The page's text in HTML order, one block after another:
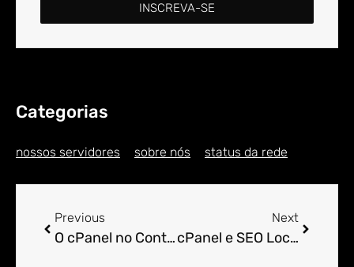
INSCREVA-SE
Categorias
nossos servidores sobre nós status da rede
Previous
O cPanel no Contexto da Hospedagem de Sites Educativos.
Next
cPanel e SEO Local: Técnicas e Dicas.